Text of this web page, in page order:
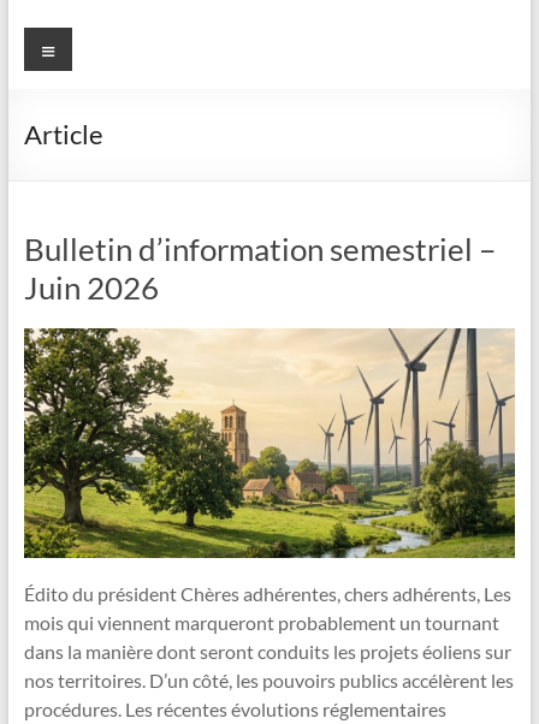
Menu
Article
Bulletin d’information semestriel –
Juin 2026
Édito du président Chères adhérentes, chers adhérents, Les
mois qui viennent marqueront probablement un tournant
dans la manière dont seront conduits les projets éoliens sur
nos territoires. D’un côté, les pouvoirs publics accélèrent les
procédures. Les récentes évolutions réglementaires